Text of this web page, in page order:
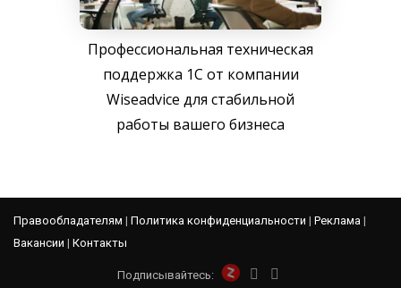
Профессиональная техническая
поддержка 1С от компании
Wiseadvice для стабильной
работы вашего бизнеса
Правообладателям | Политика конфиденциальности | Реклама |
Вакансии | Контакты
Подписывайтесь: